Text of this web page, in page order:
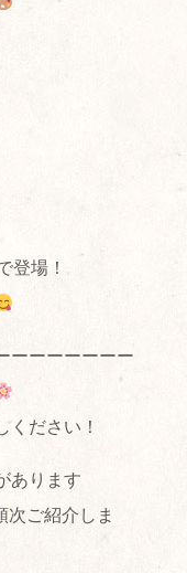
登場！
ーーーーーーー
ください！
あります
ご紹介しま